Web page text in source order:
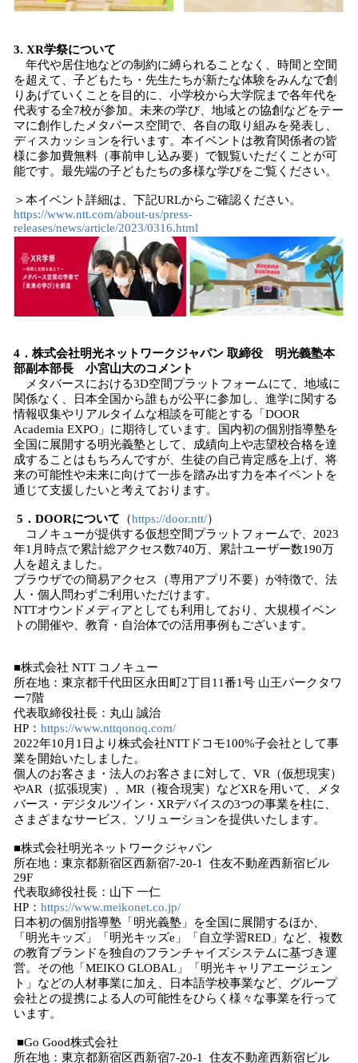
3. XR学祭について
年代や居住地などの制約に縛られることなく、時間と空間
を超えて、子どもたち・先生たちが新たな体験をみんなで創
りあげていくことを目的に、小学校から大学院まで各年代を
代表する全7校が参加。未来の学び、地域との協創などをテー
マに創作したメタバース空間で、各自の取り組みを発表し、
ディスカッションを行います。本イベントは教育関係者の皆
様に参加費無料（事前申し込み要）で観覧いただくことが可
能です。最先端の子どもたちの多様な学びをご覧ください。
＞本イベント詳細は、下記URLからご確認ください。
https://www.ntt.com/about-us/press-
releases/news/article/2023/0316.html
4．株式会社明光ネットワークジャパン 取締役 明光義塾本
部副本部長 小宮山大のコメント
メタバースにおける3D空間プラットフォームにて、地域に
関係なく、日本全国から誰もが公平に参加し、進学に関する
情報収集やリアルタイムな相談を可能とする「DOOR
Academia EXPO」に期待しています。国内初の個別指導塾を
全国に展開する明光義塾として、成績向上や志望校合格を達
成することはもちろんですが、生徒の自己肯定感を上げ、将
来の可能性や未来に向けて一歩を踏み出す力を本イベントを
通じて支援したいと考えております。
5．DOORについて （https://door.ntt/）
コノキューが提供する仮想空間プラットフォームで、2023
年1月時点で累計総アクセス数740万、累計ユーザー数190万
人を超えました。
ブラウザでの簡易アクセス（専用アプリ不要）が特徴で、法
人・個人問わずご利用いただけます。
NTTオウンドメディアとしても利用しており、大規模イベン
トの開催や、教育・自治体での活用事例もございます。
■株式会社 NTT コノキュー
所在地：東京都千代田区永田町2丁目11番1号 山王パークタワ
ー7階
代表取締役社長：丸山 誠治
HP： https://www.nttqonoq.com/
2022年10月1日より株式会社NTTドコモ100%子会社として事
業を開始いたしました。
個人のお客さま・法人のお客さまに対して、VR（仮想現実）
やAR（拡張現実）、MR（複合現実）などXRを用いて、メタ
バース・デジタルツイン・XRデバイスの3つの事業を柱に、
さまざまなサービス、ソリューションを提供いたします。
■株式会社明光ネットワークジャパン
所在地：東京都新宿区西新宿7-20-1 住友不動産西新宿ビル
29F
代表取締役社長：山下 一仁
HP： https://www.meikonet.co.jp/
日本初の個別指導塾「明光義塾」を全国に展開するほか、
「明光キッズ」「明光キッズe」「自立学習RED」など、複数
の教育ブランドを独自のフランチャイズシステムに基づき運
営。その他「MEIKO GLOBAL」「明光キャリアエージェン
ト」などの人材事業に加え、日本語学校事業など、グループ
会社との提携による人の可能性をひらく様々な事業を行って
います。
■Go Good株式会社
所在地：東京都新宿区西新宿7-20-1 住友不動産西新宿ビル